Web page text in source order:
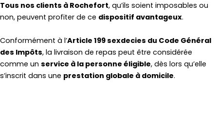
Tous nos clients à Rochefort, qu’ils soient imposables ou
non, peuvent profiter de ce dispositif avantageux.
Conformément à l’Article 199 sexdecies du Code Général
des Impôts, la livraison de repas peut être considérée
comme un service à la personne éligible, dès lors qu’elle
s’inscrit dans une prestation globale à domicile.